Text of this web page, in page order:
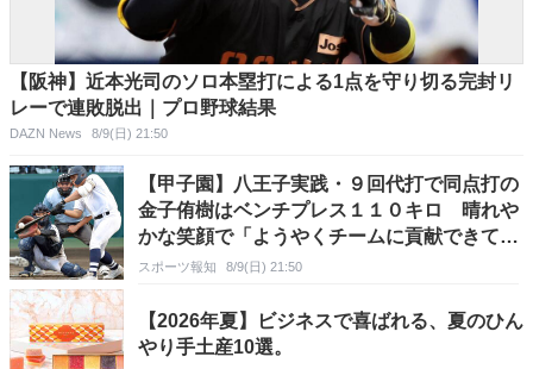
【阪神】近本光司のソロ本塁打による1点を守り切る完封リ
レーで連敗脱出｜プロ野球結果
DAZN News 8/9(日) 21:50
【甲子園】八王子実践・９回代打で同点打の
金子侑樹はベンチプレス１１０キロ 晴れや
かな笑顔で「ようやくチームに貢献できて、
とてもうれしかった」
スポーツ報知 8/9(日) 21:50
【2026年夏】ビジネスで喜ばれる、夏のひん
やり手土産10選。